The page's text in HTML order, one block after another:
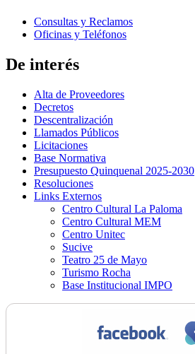
Consultas y Reclamos
Oficinas y Teléfonos
De interés
Alta de Proveedores
Decretos
Descentralización
Llamados Públicos
Licitaciones
Base Normativa
Presupuesto Quinquenal 2025-2030
Resoluciones
Links Externos
Centro Cultural La Paloma
Centro Cultural MEM
Centro Unitec
Sucive
Teatro 25 de Mayo
Turismo Rocha
Base Institucional IMPO